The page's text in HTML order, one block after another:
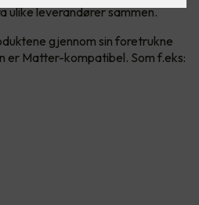
ulike leverandører sammen.
gjennom sin foretrukne
er Matter-kompatibel. Som f.eks: